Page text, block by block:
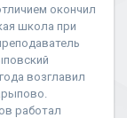
окончил
школа при
возглавил
работал